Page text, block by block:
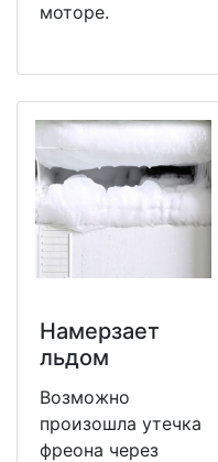
моторе.
Намерзает
льдом
Возможно
произошла утечка
фреона через